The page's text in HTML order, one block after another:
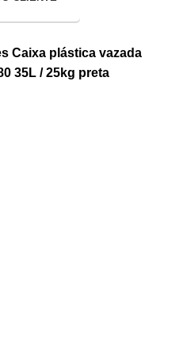
Caixa plástica vazada
35L / 25kg preta